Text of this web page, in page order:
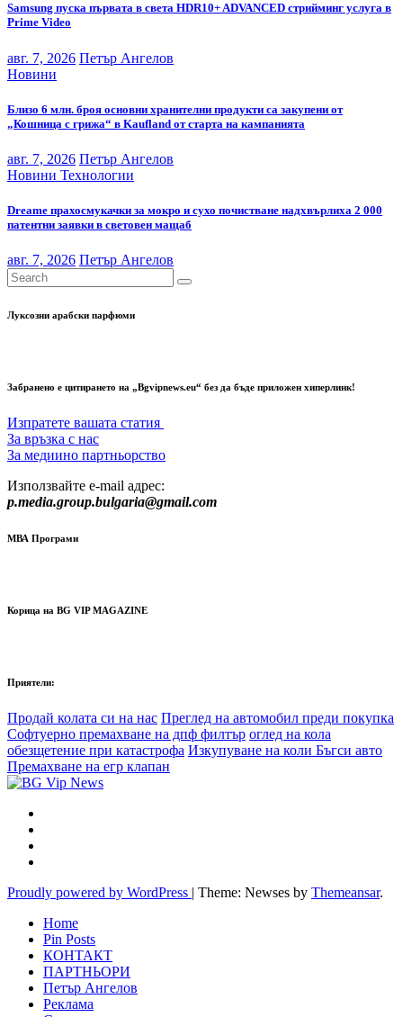
Samsung пуска първата в света HDR10+ ADVANCED стрийминг услуга в
Prime Video
авг. 7, 2026 Петър Ангелов
Новини
Близо 6 млн. броя основни хранителни продукти са закупени от
„Кошница с грижа“ в Kaufland от старта на кампанията
авг. 7, 2026 Петър Ангелов
Новини Технологии
Dreame прахосмукачки за мокро и сухо почистване надхвърлиха 2 000
патентни заявки в световен мащаб
авг. 7, 2026 Петър Ангелов
Луксозни арабски парфюми
Забранено е цитирането на „Bgvipnews.eu“ без да бъде приложен хиперлинк!
Изпратете вашата статия
За връзка с нас
За медиино партньорство
Използвайте e-mail адрес:
p.media.group.bulgaria@gmail.com
МВА Програми
Корица на BG VIP MAGAZINE
Приятели:
Продай колата си на нас Преглед на автомобил преди покупка
Софтуерно премахване на дпф филтър оглед на кола
обезщетение при катастрофа Изкупуване на коли Бъгси авто
Премахване на егр клапан
Proudly powered by WordPress | Theme: Newses by Themeansar.
Home
Pin Posts
КОНТАКТ
ПАРТНЬОРИ
Петър Ангелов
Реклама